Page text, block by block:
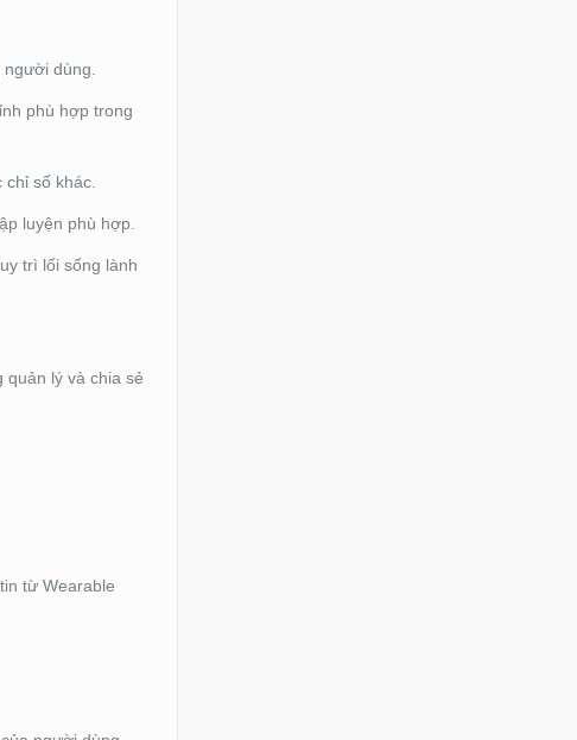
dùng.
phù hợp trong
số khác.
luyện phù hợp.
trì lối sống lành
quản lý và chia sẻ
từ Wearable